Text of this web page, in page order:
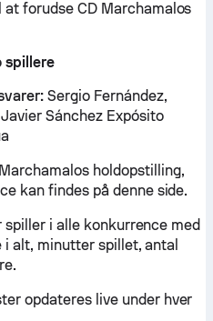
forudse CD Marchamalos
spillere
Sergio Fernández,
Sánchez Expósito
holdopstilling,
kan findes på denne side.
i alle konkurrence med
alt, minutter spillet, antal
opdateres live under hver